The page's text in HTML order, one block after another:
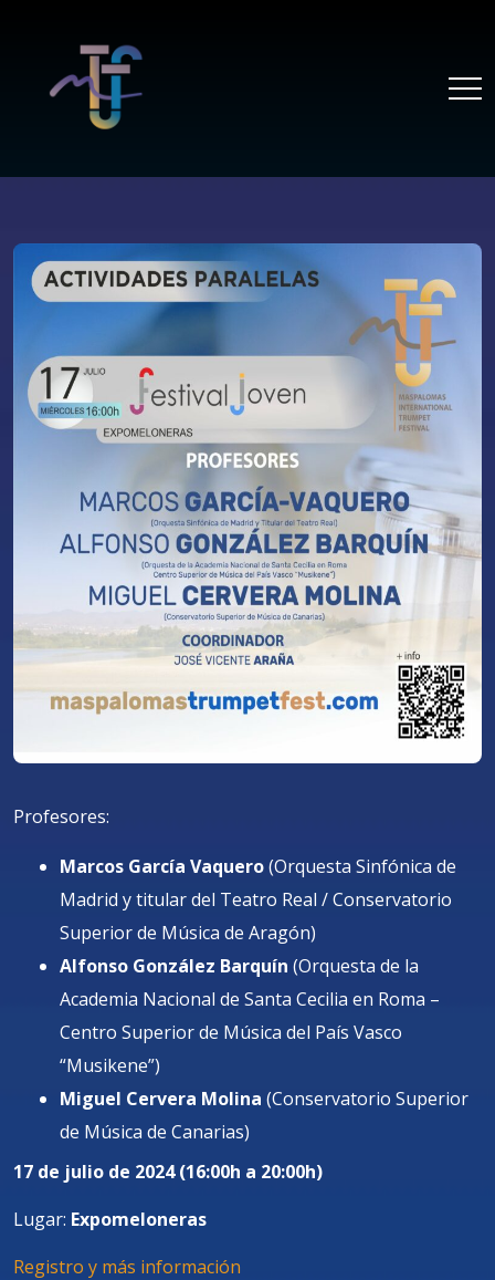
Profesores:
Marcos García Vaquero(Orquesta Sinfónica de
Madrid y titular del Teatro Real / Conservatorio
Superior de Música de Aragón)
Alfonso González Barquín (Orquesta de la
Academia Nacional de Santa Cecilia en Roma –
Centro Superior de Música del País Vasco
“Musikene”)
Miguel Cervera Molina (Conservatorio Superior
de Música de Canarias)
17 de julio de 2024 (16:00h a 20:00h)
Lugar: Expomeloneras
Registro y más información